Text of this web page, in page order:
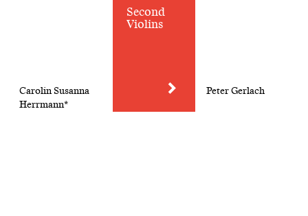
Carolin Susanna
Herrmann*
Second
Violins
Peter Gerlach